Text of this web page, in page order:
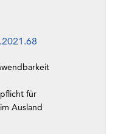
für
Ausland